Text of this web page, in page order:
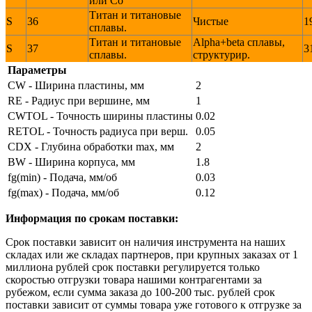
S 36
Титан и титановые
сплавы.
Чистые
S 37
Титан и титановые
сплавы.
Alpha+beta сплавы,
структурир.
Параметры
CW - Ширина пластины, мм
2
RE - Радиус при вершине, мм
1
CWTOL - Точность ширины пластины 0.02
RETOL - Точность радиуса при верш.
0.05
CDX - Глубина обработки max, мм
2
BW - Ширина корпуса, мм
1.8
fg(min) - Подача, мм/об
0.03
fg(max) - Подача, мм/об
0.12
Информация по срокам поставки:
Срок поставки зависит он наличия инструмента на наших
складах или же складах партнеров, при крупных заказах от 1
миллиона рублей срок поставки регулируется только
скоростью отгрузки товара нашими контрагентами за
рубежом, если сумма заказа до 100-200 тыс. рублей срок
поставки зависит от суммы товара уже готового к отгрузке за